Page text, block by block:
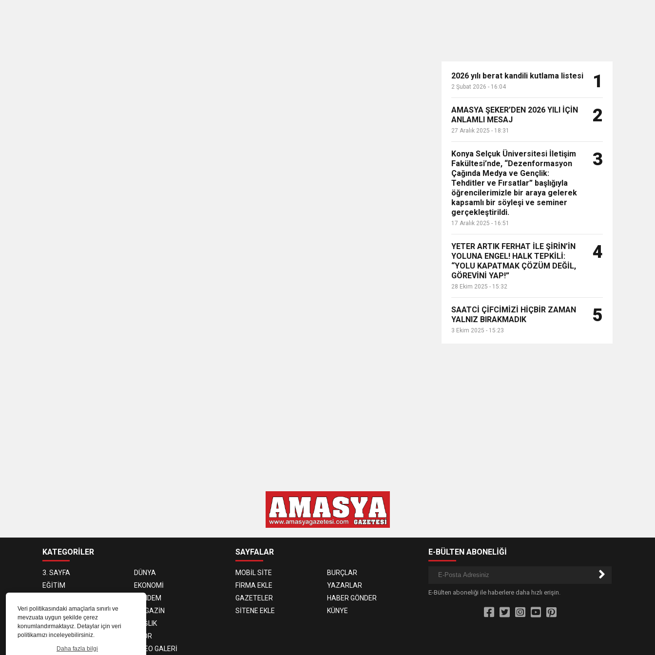
Veri politikasındaki amaçlarla sınırlı ve
mevzuata uygun şekilde çerez
konumlandırmaktayız. Detaylar için veri
politikamızı inceleyebilirsiniz.
Daha fazla bilgi
2026 yılı berat kandili kutlama listesi
2 Şubat 2026 - 16:04 1
AMASYA ŞEKER’DEN 2026 YILI İÇİN
ANLAMLI MESAJ
27 Aralık 2025 - 18:31
2
Konya Selçuk Üniversitesi İletişim
Fakültesi’nde, “Dezenformasyon
Çağında Medya ve Gençlik:
Tehditler ve Fırsatlar” başlığıyla
öğrencilerimizle bir araya gelerek
kapsamlı bir söyleşi ve seminer
gerçekleştirildi.
17 Aralık 2025 - 16:51
3
YETER ARTIK FERHAT İLE ŞİRİN’İN
YOLUNA ENGEL! HALK TEPKİLİ:
“YOLU KAPATMAK ÇÖZÜM DEĞİL,
GÖREVİNİ YAP!”
28 Ekim 2025 - 15:32
4
SAATCİ ÇİFCİMİZİ HİÇBİR ZAMAN
YALNIZ BIRAKMADIK
3 Ekim 2025 - 15:23
5
KATEGORİLER
3. SAYFA
DÜNYA
EĞİTİM
EKONOMİ
GÜNDEM
KÜLTÜR SANAT
MAGAZİN
BELEDİYE
SAĞLIK
SİYASET
SPOR
TEKNOLOJİ
VIDEO GALERİ
SAYFALAR
MOBİL SİTE
BURÇLAR
FİRMA EKLE
YAZARLAR
GAZETELER
HABER GÖNDER
SİTENE EKLE
KÜNYE
E-BÜLTEN ABONELİĞİ
E-Bülten aboneliği ile haberlere daha hızlı erişin.